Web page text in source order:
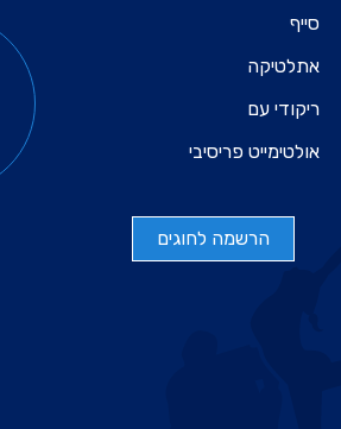
סייף
אתלטיקה
ריקודי עם
אולטימייט פריסיבי
הרשמה לחוגים